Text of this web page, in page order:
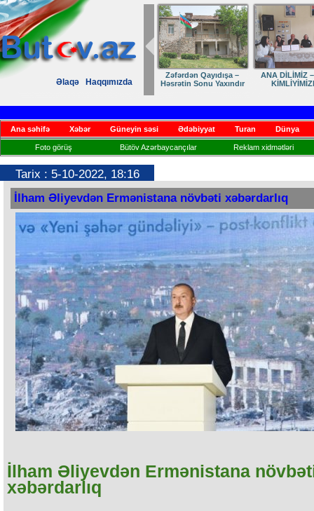
Əlaqə Haqqımızda
Zəfərdən Qayıdışa –
Həsrətin Sonu Yaxındır
ANA DİLİMİZ
Ana səhifə Xəbər Güneyin səsi Ədəbiyyat Turan Dünya
Foto görüş Bütöv Azərbaycançılar Reklam xidmətləri
Tarix : 5-10-2022, 18:16
İlham Əliyevdən Ermənistana növbəti xəbərdarlıq
İlham Əliyevdən Ermənistana
xəbərdarlıq